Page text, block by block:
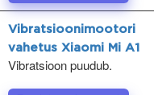
Vibratsioonimootori
vahetus Xiaomi Mi A1
Vibratsioon puudub.